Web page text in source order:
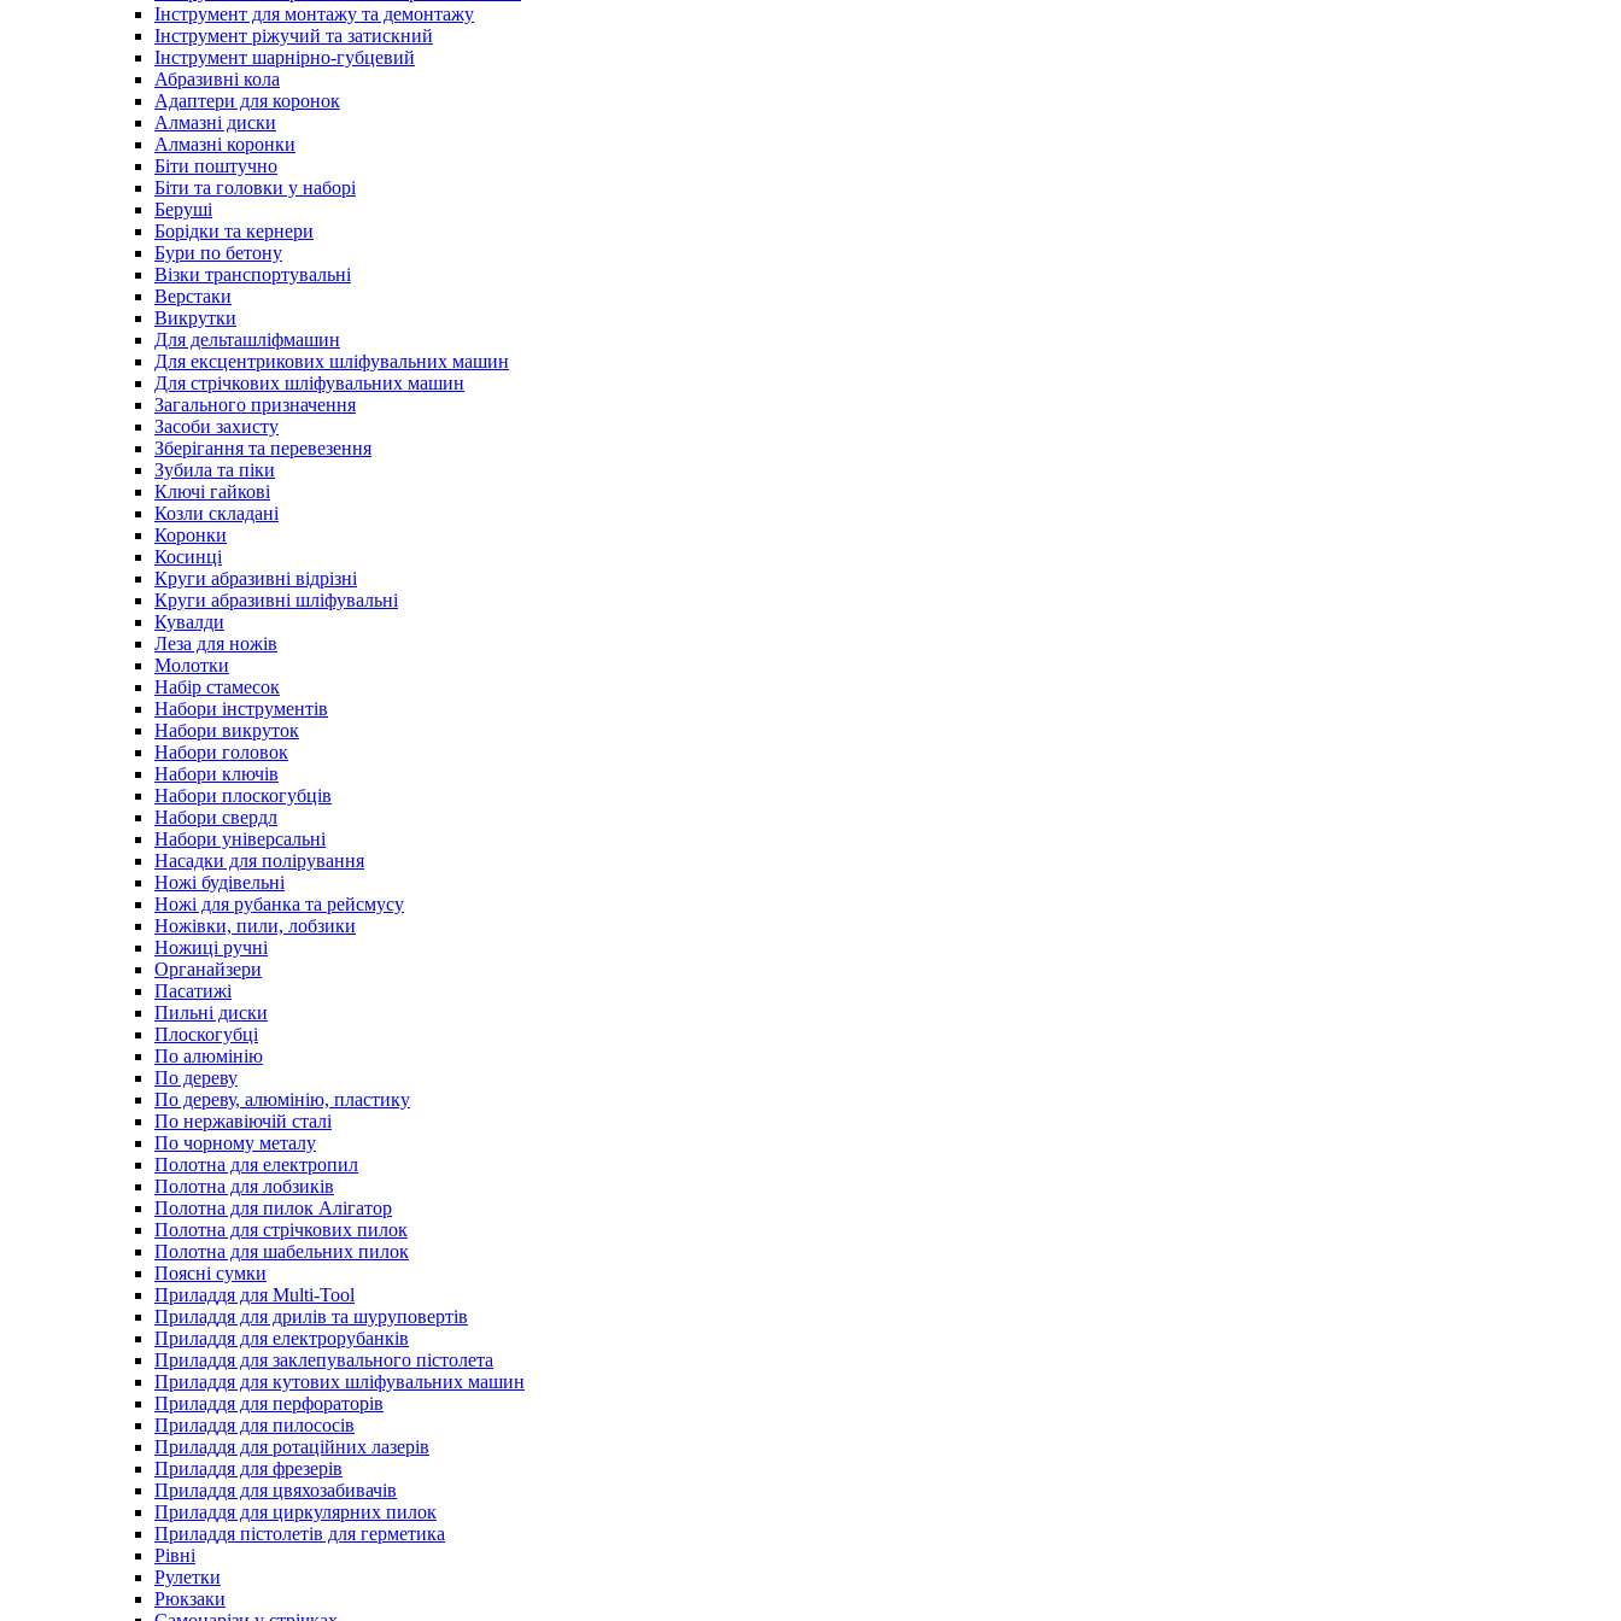
Інструмент для монтажу та демонтажу
Інструмент ріжучий та затискний
Інструмент шарнірно-губцевий
Абразивні кола
Адаптери для коронок
Алмазні диски
Алмазні коронки
Біти поштучно
Біти та головки у наборі
Беруші
Борідки та кернери
Бури по бетону
Візки транспортувальні
Верстаки
Викрутки
Для дельташліфмашин
Для ексцентрикових шліфувальних машин
Для стрічкових шліфувальних машин
Загального призначення
Засоби захисту
Зберігання та перевезення
Зубила та піки
Ключі гайкові
Козли складані
Коронки
Косинці
Круги абразивні відрізні
Круги абразивні шліфувальні
Кувалди
Леза для ножів
Молотки
Набір стамесок
Набори інструментів
Набори викруток
Набори головок
Набори ключів
Набори плоскогубців
Набори свердл
Набори універсальні
Насадки для полірування
Ножі будівельні
Ножі для рубанка та рейсмусу
Ножівки, пили, лобзики
Ножиці ручні
Органайзери
Пасатижі
Пильні диски
Плоскогубці
По алюмінію
По дереву
По дереву, алюмінію, пластику
По нержавіючій сталі
По чорному металу
Полотна для електропил
Полотна для лобзиків
Полотна для пилок Алігатор
Полотна для стрічкових пилок
Полотна для шабельних пилок
Поясні сумки
Приладдя для Multi-Tool
Приладдя для дрилів та шуруповертів
Приладдя для електрорубанків
Приладдя для заклепувального пістолета
Приладдя для кутових шліфувальних машин
Приладдя для перфораторів
Приладдя для пилососів
Приладдя для ротаційних лазерів
Приладдя для фрезерів
Приладдя для цвяхозабивачів
Приладдя для циркулярних пилок
Приладдя пістолетів для герметика
Рівні
Рулетки
Рюкзаки